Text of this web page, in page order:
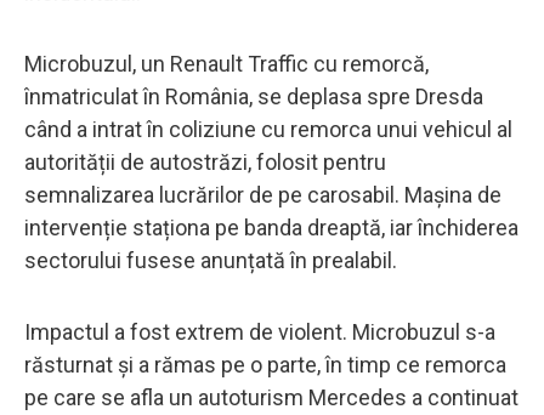
Microbuzul, un Renault Traffic cu remorcă,
înmatriculat în România, se deplasa spre Dresda
când a intrat în coliziune cu remorca unui vehicul al
autorității de autostrăzi, folosit pentru
semnalizarea lucrărilor de pe carosabil. Mașina de
intervenție staționa pe banda dreaptă, iar închiderea
sectorului fusese anunțată în prealabil.
Impactul a fost extrem de violent. Microbuzul s-a
răsturnat și a rămas pe o parte, în timp ce remorca
pe care se afla un autoturism Mercedes a continuat